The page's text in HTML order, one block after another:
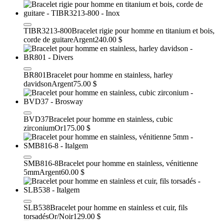
TIBR3213-800Bracelet rigie pour homme en titanium et bois,
corde de guitareArgent240.00 $
BR801Bracelet pour homme en stainless, harley
davidsonArgent75.00 $
BVD37Bracelet pour homme en stainless, cubic
zirconiumOr175.00 $
SMB816-8Bracelet pour homme en stainless, vénitienne
5mmArgent60.00 $
SLB538Bracelet pour homme en stainless et cuir, fils
torsadésOr/Noir129.00 $